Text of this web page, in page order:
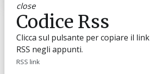
close
Codice Rss
Clicca sul pulsante per copiare il link
RSS negli appunti.
RSS link